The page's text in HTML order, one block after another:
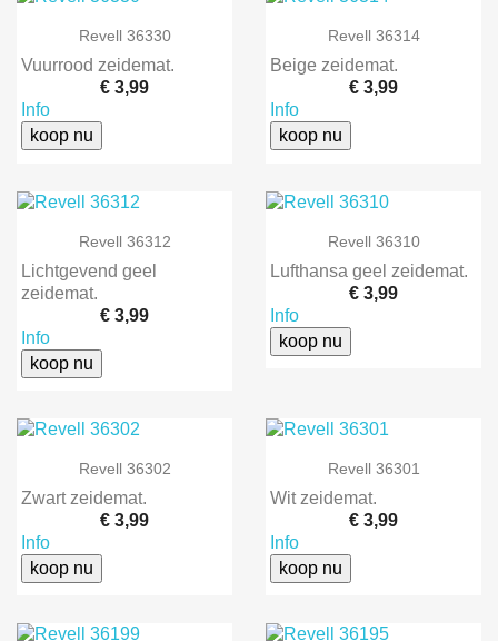
Revell 36330
Vuurrood zeidemat.
€ 3,99
Info
koop nu
Revell 36314
Beige zeidemat.
€ 3,99
Info
koop nu
Revell 36312
Lichtgevend geel
zeidemat.
€ 3,99
Info
koop nu
Revell 36310
Lufthansa geel zeidemat.
€ 3,99
Info
koop nu
Revell 36302
Zwart zeidemat.
€ 3,99
Info
koop nu
Revell 36301
Wit zeidemat.
€ 3,99
Info
koop nu